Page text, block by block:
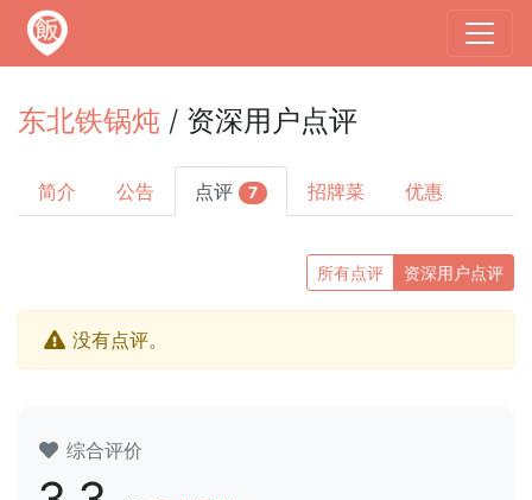
东北铁锅炖 / 资深用户点评
简介 公告 点评 7 招牌菜 优惠
所有点评 资深用户点评
没有点评。
综合评价